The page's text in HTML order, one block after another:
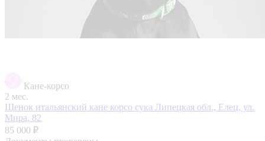
Кане-корсо
2 мес.
Щенок итальянский кане корсо сука Липецкая обл., Елец, ул.
Мира, 82
85 000 ₽